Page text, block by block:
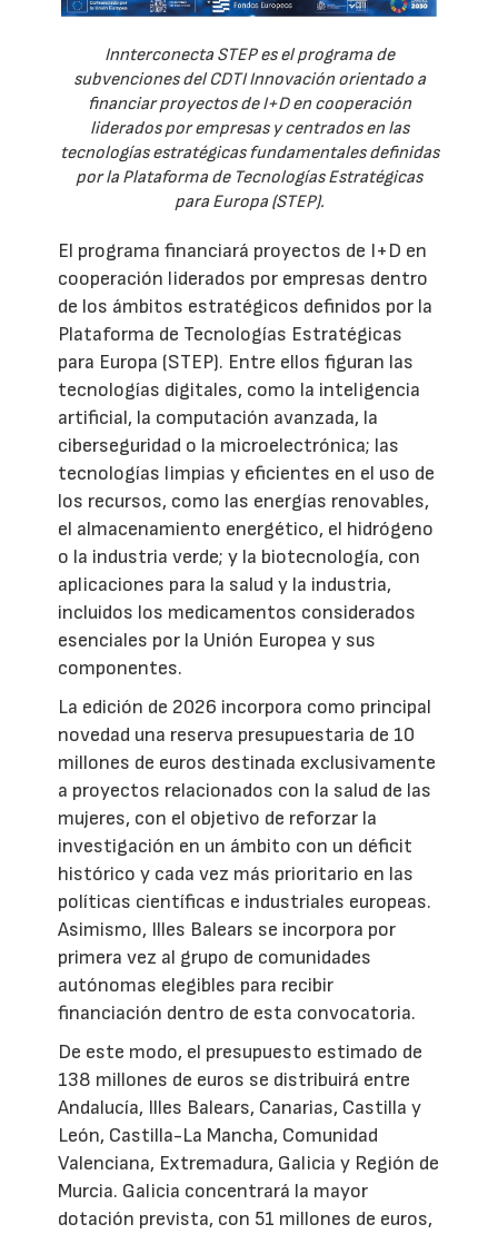
Innterconecta STEP es el programa de
subvenciones del CDTI Innovación orientado a
financiar proyectos de I+D en cooperación
liderados por empresas y centrados en las
tecnologías estratégicas fundamentales definidas
por la Plataforma de Tecnologías Estratégicas
para Europa (STEP).
El programa financiará proyectos de I+D en
cooperación liderados por empresas dentro
de los ámbitos estratégicos definidos por la
Plataforma de Tecnologías Estratégicas
para Europa (STEP). Entre ellos figuran las
tecnologías digitales, como la inteligencia
artificial, la computación avanzada, la
ciberseguridad o la microelectrónica; las
tecnologías limpias y eficientes en el uso de
los recursos, como las energías renovables,
el almacenamiento energético, el hidrógeno
o la industria verde; y la biotecnología, con
aplicaciones para la salud y la industria,
incluidos los medicamentos considerados
esenciales por la Unión Europea y sus
componentes.
La edición de 2026 incorpora como principal
novedad una reserva presupuestaria de 10
millones de euros destinada exclusivamente
a proyectos relacionados con la salud de las
mujeres, con el objetivo de reforzar la
investigación en un ámbito con un déficit
histórico y cada vez más prioritario en las
políticas científicas e industriales europeas.
Asimismo, Illes Balears se incorpora por
primera vez al grupo de comunidades
autónomas elegibles para recibir
financiación dentro de esta convocatoria.
De este modo, el presupuesto estimado de
138 millones de euros se distribuirá entre
Andalucía, Illes Balears, Canarias, Castilla y
León, Castilla-La Mancha, Comunidad
Valenciana, Extremadura, Galicia y Región de
Murcia. Galicia concentrará la mayor
dotación prevista, con 51 millones de euros,